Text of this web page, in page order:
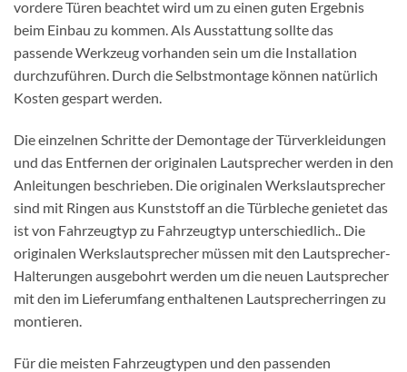
vordere Türen beachtet wird um zu einen guten Ergebnis
beim Einbau zu kommen. Als Ausstattung sollte das
passende Werkzeug vorhanden sein um die Installation
durchzuführen. Durch die Selbstmontage können natürlich
Kosten gespart werden.
Die einzelnen Schritte der Demontage der Türverkleidungen
und das Entfernen der originalen Lautsprecher werden in den
Anleitungen beschrieben. Die originalen Werkslautsprecher
sind mit Ringen aus Kunststoff an die Türbleche genietet das
ist von Fahrzeugtyp zu Fahrzeugtyp unterschiedlich.. Die
originalen Werkslautsprecher müssen mit den Lautsprecher-
Halterungen ausgebohrt werden um die neuen Lautsprecher
mit den im Lieferumfang enthaltenen Lautsprecherringen zu
montieren.
Für die meisten Fahrzeugtypen und den passenden